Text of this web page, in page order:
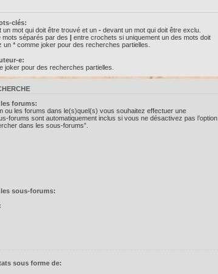
clés:
mot qui doit être trouvé et un -devant un mot qui doit être exclu.
mots séparés par des |entre crochets si uniquement un des mots doit
un * comme joker pour des recherches partielles.
e:
joker pour des recherches partielles.
forums:
ou les forums dans le(s)quel(s) vous souhaitez effectuer une
forums sont automatiquement inclus si vous ne désactivez pas l’option
dans les sous-forums”.
sous-forums:
sous forme de: